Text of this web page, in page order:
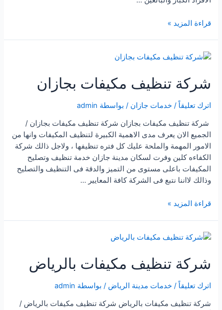
شركة
بالقصيم
قراءة المزيد »
شركة تنظيف مكيفات بجازان
اترك تعليقاً /خدمات جازان / بواسطة admin
شركة تنظيف مكيفات بجازان شركة تنظيف مكيفات بجازان /
الجميع الان يعرف مدى الاهمية الكبيرة لتنظيف المكيفات وانها من
الامور المهمة والملحة عليك كل فتره تنظيفها ، ولاجل ذالك شركة
الكفاءه كلين وفرت لسكان مدينة جازان خدمة تنظيف وتصليح
المكيفات باعلى مستوى من التميز والدقة فى التنظيف والتصليح
وذالك لااننا نتبع فى الشركة كافة المعايير …
شركة
بجازان
قراءة المزيد »
شركة تنظيف مكيفات بالرياض
اترك تعليقاً /خدمات مدينة الرياض / بواسطة admin
شركة تنظيف مكيفات بالرياض شركة تنظيف مكيفات بالرياض /